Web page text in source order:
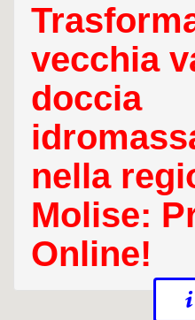
vecchia
doccia
nella
Molise:
Online!